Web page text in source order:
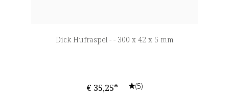
Dick Hufraspel - - 300 x 42 x 5 mm
€ 35,25* (5)